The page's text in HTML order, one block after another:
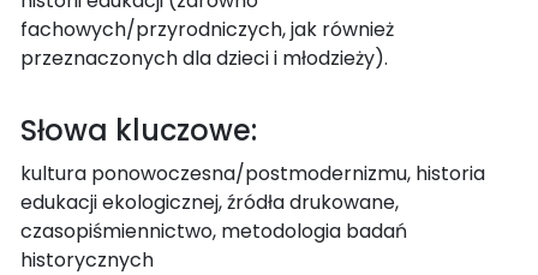
fachowych/przyrodniczych, jak również
przeznaczonych dla dzieci i młodzieży).
Słowa kluczowe:
kultura ponowoczesna/postmodernizmu, historia
edukacji ekologicznej, źródła drukowane,
czasopiśmiennictwo, metodologia badań
historycznych